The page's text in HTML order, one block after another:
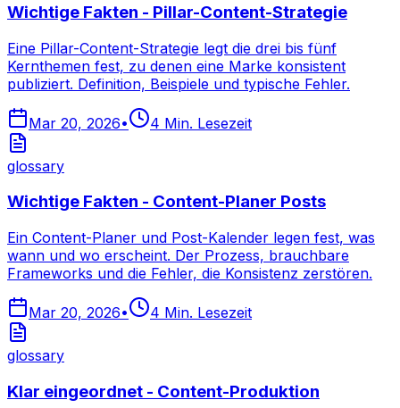
Wichtige Fakten - Pillar-Content-Strategie
Eine Pillar-Content-Strategie legt die drei bis fünf
Kernthemen fest, zu denen eine Marke konsistent
publiziert. Definition, Beispiele und typische Fehler.
Mar 20, 2026• 4 Min. Lesezeit
glossary
Wichtige Fakten - Content-Planer Posts
Ein Content-Planer und Post-Kalender legen fest, was
wann und wo erscheint. Der Prozess, brauchbare
Frameworks und die Fehler, die Konsistenz zerstören.
Mar 20, 2026• 4 Min. Lesezeit
glossary
Klar eingeordnet - Content-Produktion